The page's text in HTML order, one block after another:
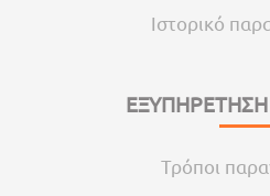
Ιστορικό
Τρόποι